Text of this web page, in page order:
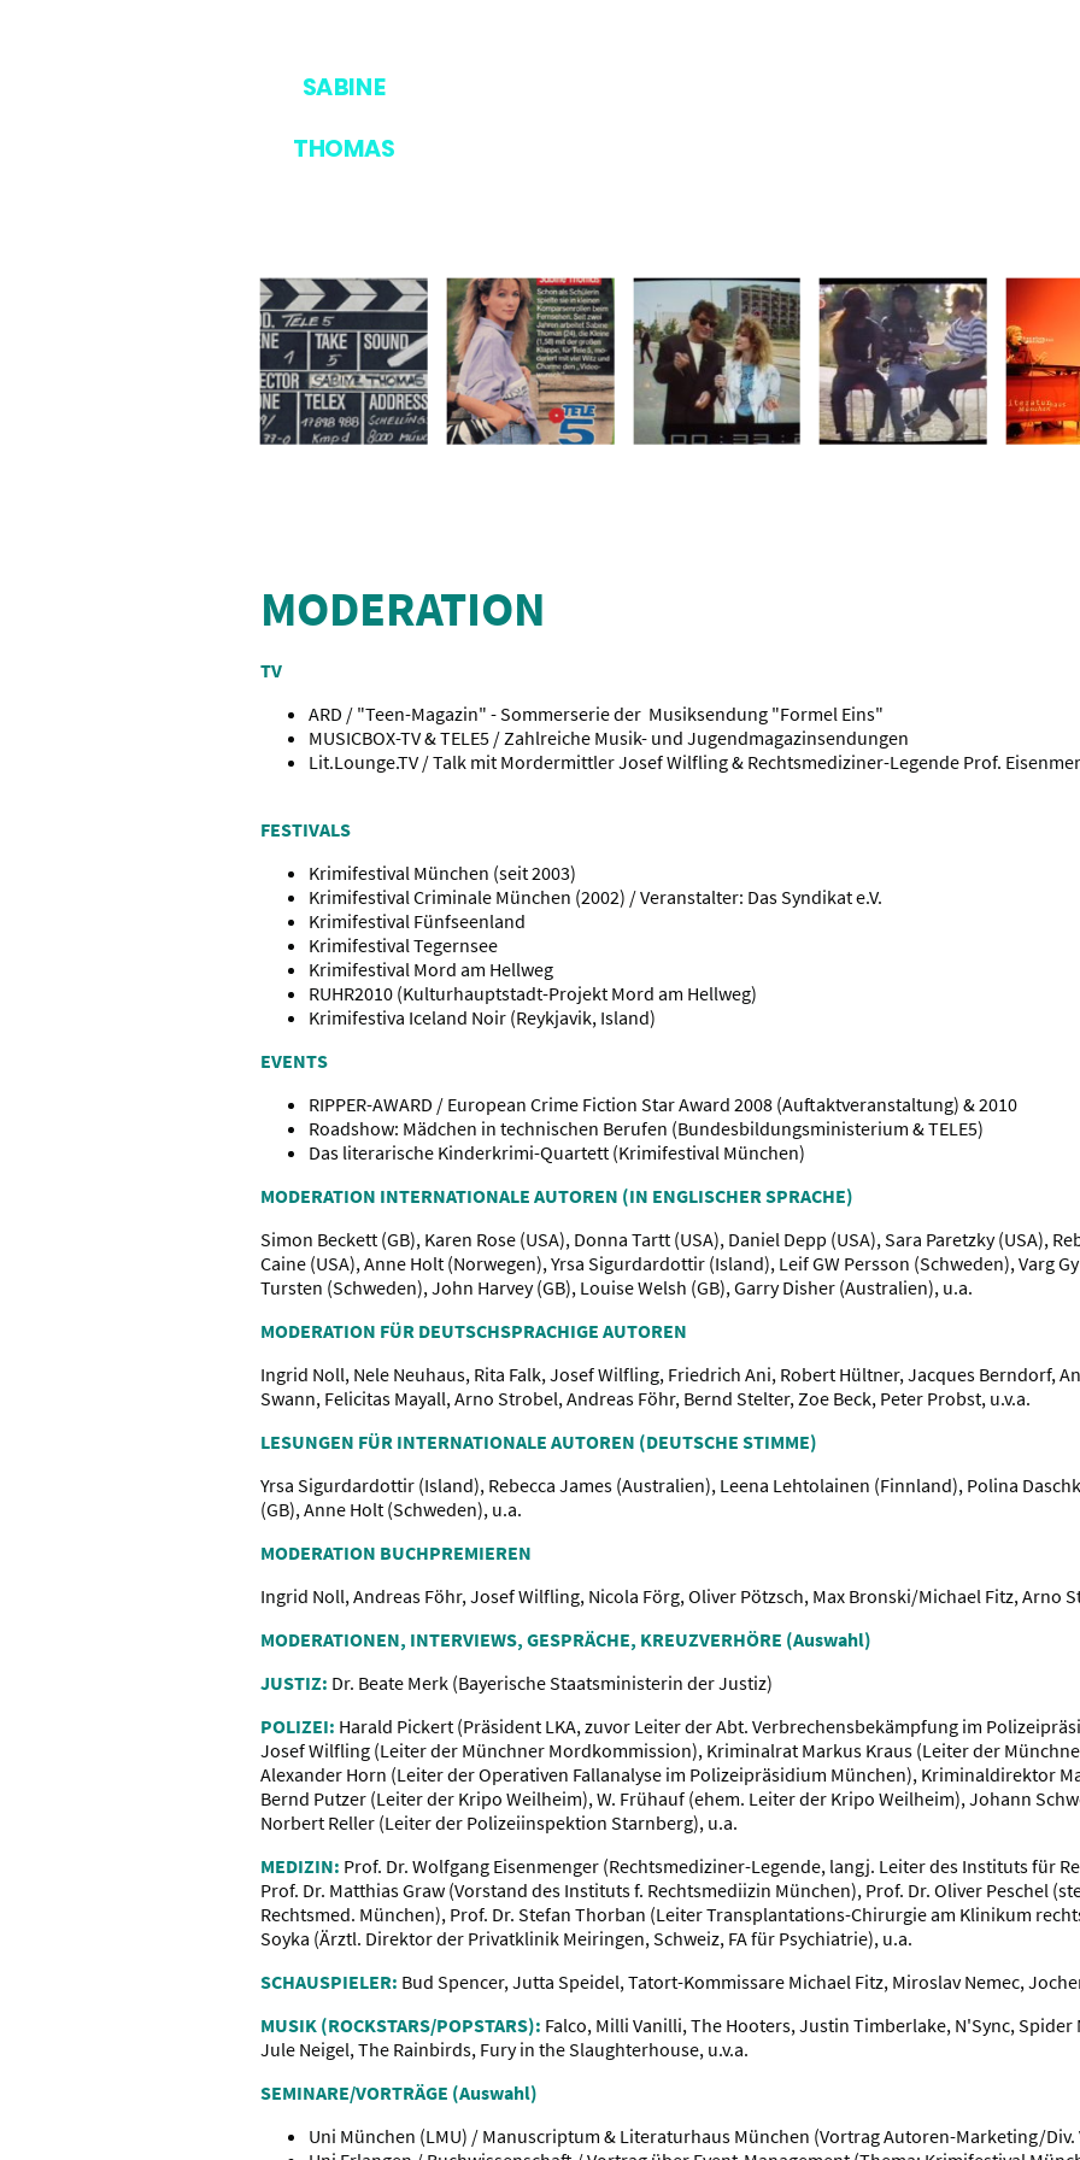
SABINE
THOMAS
MODERATION
TV
ARD / "Teen-Magazin" - Sommerserie der Musiksendung "Formel Eins"
MUSICBOX-TV & TELE5 / Zahlreiche Musik- und Jugendmagazinsendungen
Lit.Lounge.TV / Talk mit Mordermittler Josef Wilfling & Rechtsmediziner-Legende Prof.
FESTIVALS
Krimifestival München (seit 2003)
Krimifestival Criminale München (2002) / Veranstalter: Das Syndikat e.V.
Krimifestival Fünfseenland
Krimifestival Tegernsee
Krimifestival Mord am Hellweg
RUHR2010 (Kulturhauptstadt-Projekt Mord am Hellweg)
Krimifestiva Iceland Noir (Reykjavik, Island)
EVENTS
RIPPER-AWARD / European Crime Fiction Star Award 2008 (Auftaktveranstaltung) & 2010
Roadshow: Mädchen in technischen Berufen (Bundesbildungsministerium & TELE5)
Das literarische Kinderkrimi-Quartett (Krimifestival München)
MODERATION INTERNATIONALE AUTOREN (IN ENGLISCHER SPRACHE)
Simon Beckett (GB), Karen Rose (USA), Donna Tartt (USA), Daniel Depp (USA), Sara Paretzky (USA),
Caine (USA), Anne Holt (Norwegen), Yrsa Sigurdardottir (Island), Leif GW Persson (Schweden), Varg
Tursten (Schweden), John Harvey (GB), Louise Welsh (GB), Garry Disher (Australien), u.a.
MODERATION FÜR DEUTSCHSPRACHIGE AUTOREN
Ingrid Noll, Nele Neuhaus, Rita Falk, Josef Wilfling, Friedrich Ani, Robert Hültner, Jacques Berndorf,
Swann, Felicitas Mayall, Arno Strobel, Andreas Föhr, Bernd Stelter, Zoe Beck, Peter Probst, u.v.a.
LESUNGEN FÜR INTERNATIONALE AUTOREN (DEUTSCHE STIMME)
Yrsa Sigurdardottir (Island), Rebecca James (Australien), Leena Lehtolainen (Finnland), Polina
(GB), Anne Holt (Schweden), u.a.
MODERATION BUCHPREMIEREN
Ingrid Noll, Andreas Föhr, Josef Wilfling, Nicola Förg, Oliver Pötzsch, Max Bronski/Michael Fitz, Arno
MODERATIONEN, INTERVIEWS, GESPRÄCHE, KREUZVERHÖRE (Auswahl)
JUSTIZ: Dr. Beate Merk (Bayerische Staatsministerin der Justiz)
POLIZEI: Harald Pickert (Präsident LKA, zuvor Leiter der Abt. Verbrechensbekämpfung im
Josef Wilfling (Leiter der Münchner Mordkommission), Kriminalrat Markus Kraus (Leiter der
Alexander Horn (Leiter der Operativen Fallanalyse im Polizeipräsidium München), Kriminaldirektor
Bernd Putzer (Leiter der Kripo Weilheim), W. Frühauf (ehem. Leiter der Kripo Weilheim), Johann
Norbert Reller (Leiter der Polizeiinspektion Starnberg), u.a.
MEDIZIN: Prof. Dr. Wolfgang Eisenmenger (Rechtsmediziner-Legende, langj. Leiter des Instituts für
Prof. Dr. Matthias Graw (Vorstand des Instituts f. Rechtsmediizin München), Prof. Dr. Oliver Peschel
Rechtsmed. München), Prof. Dr. Stefan Thorban (Leiter Transplantations-Chirurgie am Klinikum
Soyka (Ärztl. Direktor der Privatklinik Meiringen, Schweiz, FA für Psychiatrie), u.a.
SCHAUSPIELER: Bud Spencer, Jutta Speidel, Tatort-Kommissare Michael Fitz, Miroslav Nemec,
MUSIK (ROCKSTARS/POPSTARS): Falco, Milli Vanilli, The Hooters, Justin Timberlake, N'Sync,
Jule Neigel, The Rainbirds, Fury in the Slaughterhouse, u.v.a.
SEMINARE/VORTRÄGE (Auswahl)
Uni München (LMU) / Manuscriptum & Literaturhaus München (Vortrag Autoren-Marketing/Div.